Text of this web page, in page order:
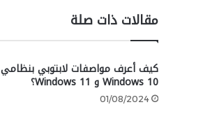
مقالات ذات صلة
كيف أعرف مواصفات لابتوبي بنظامي
Windows 10 و Windows 11؟
01/08/2024